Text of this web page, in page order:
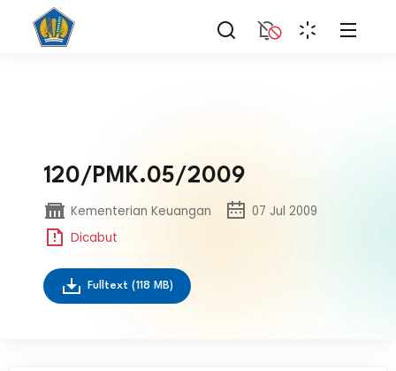
120/PMK.05/2009
Kementerian Keuangan
07 Jul 2009
Dicabut
Fulltext (118 MB)